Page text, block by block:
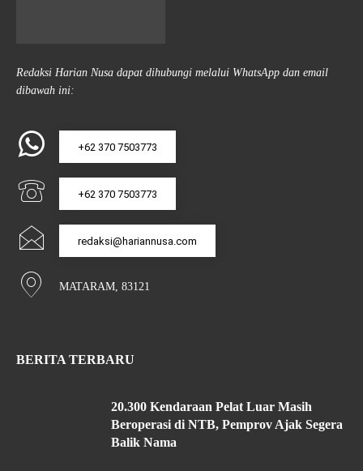
Redaksi Harian Nusa dapat dihubungi melalui WhatsApp dan email
dibawah ini:
+62 370 7503773
+62 370 7503773
redaksi@hariannusa.com
MATARAM, 83121
BERITA TERBARU
20.300 Kendaraan Pelat Luar Masih
Beroperasi di NTB, Pemprov Ajak Segera
Balik Nama